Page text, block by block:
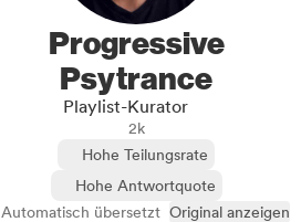
Progressive
Psytrance
Playlist-Kurator
2k
Hohe Teilungsrate
Hohe Antwortquote
Automatisch übersetzt Original anzeigen